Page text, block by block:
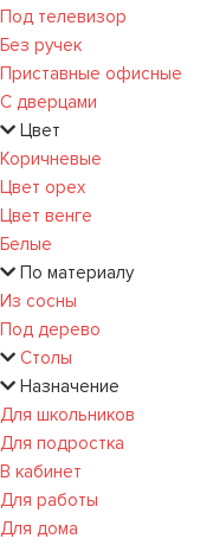
Под телевизор
Без ручек
Приставные офисные
С дверцами
Цвет
Коричневые
Цвет орех
Цвет венге
Белые
По материалу
Из сосны
Под дерево
Столы
Назначение
Для школьников
Для подростка
В кабинет
Для работы
Для дома